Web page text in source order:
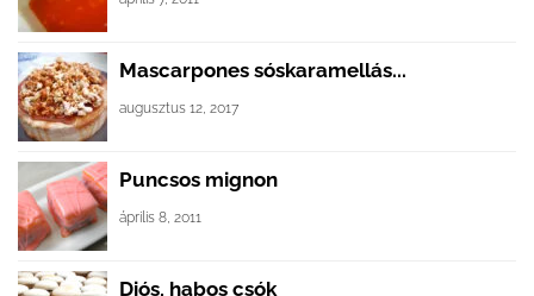
Mascarpones sóskaramellás...
augusztus 12, 2017
Puncsos mignon
április 8, 2011
Diós, habos csók